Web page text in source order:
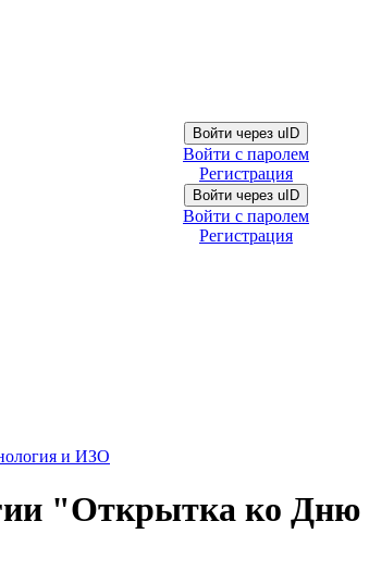
Войти через uID
Войти с паролем
Регистрация
Войти через uID
Войти с паролем
Регистрация
и ИЗО
"Открытка ко Дню